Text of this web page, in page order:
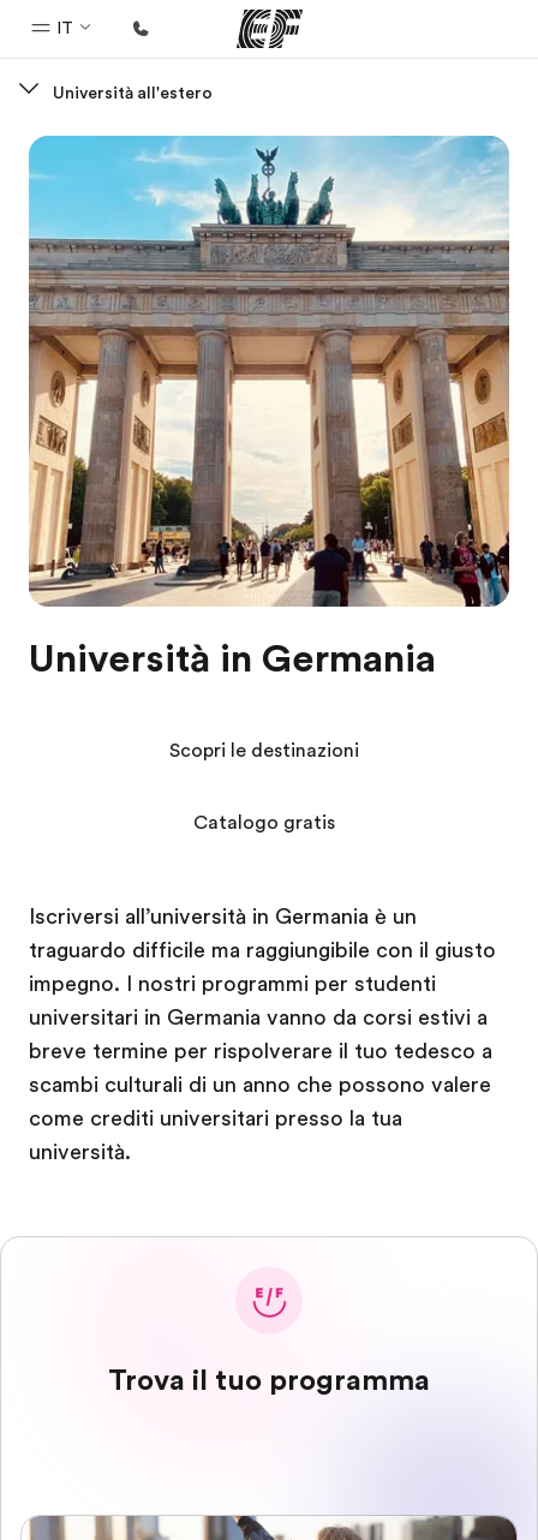
IT
Benvenuto alla EF
Vedi la nostra offerta
Uffici
Trova l'ufficio più vicino
Chi siamo
La nostra organizzazione
Carriera
Lavora con noi
Università all'estero
Università in Germania
Iscriversi all’università in Germania è un
traguardo difficile ma raggiungibile con il giusto
impegno. I nostri programmi per studenti
universitari in Germania vanno da corsi estivi a
breve termine per rispolverare il tuo tedesco a
scambi culturali di un anno che possono valere
come crediti universitari presso la tua
università.
Scopri le destinazioni
Catalogo gratis
Trova il tuo programma